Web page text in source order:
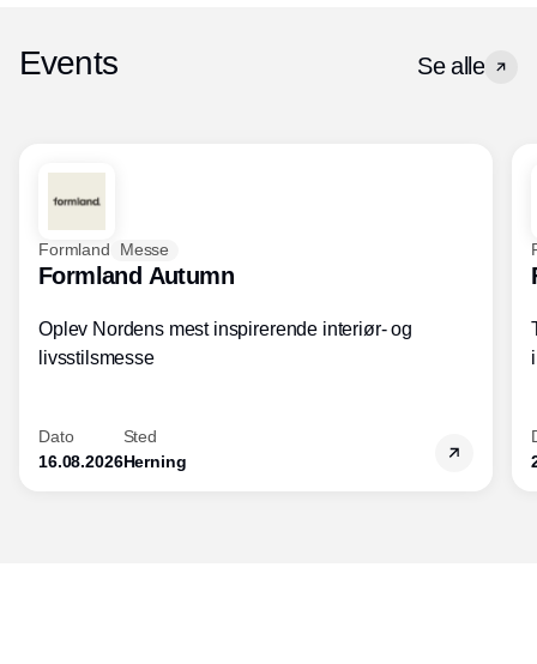
Events Se alle
Formland Messe
Formland Autumn
Oplev Nordens mest inspirerende interiør- og
livsstilsmesse
Dato
16.08.2026
Sted
Herning